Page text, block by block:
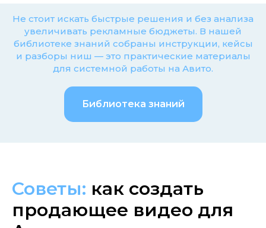
Не стоит искать быстрые решения и без анализа
увеличивать рекламные бюджеты. В нашей
библиотеке знаний собраны инструкции, кейсы
и разборы ниш — это практические материалы
для системной работы на Авито.
Библиотека знаний
Советы: как создать
продающее видео для